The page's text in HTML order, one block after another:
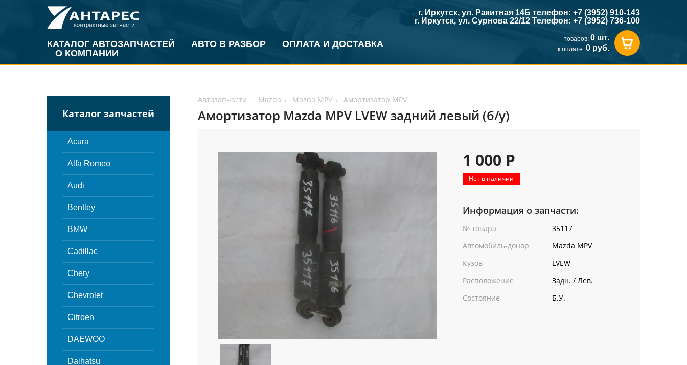
КАТАЛОГ АВТОЗАПЧАСТЕЙ АВТО В РАЗБОР
ОПЛАТА И ДОСТАВКА
О КОМПАНИИ
г. Иркутск, ул. Ракитная 14Б телефон: +7 (3952) 910-143
г. Иркутск, ул. Сурнова 22/12 Телефон: +7 (3952) 736-100
товаров: 0 шт.
к оплате: 0 руб.
Каталог запчастей
Acura
Alfa Romeo
Audi
Bentley
BMW
Cadillac
Chery
Chevrolet
Citroen
DAEWOO
Daihatsu
Автозапчасти ← Mazda ← Mazda MPV ← Амортизатор MPV
Амортизатор Mazda MPV LVEW задний левый (б/у)
1 000 Р
Нет в наличии
Информация о запчасти:
№ товара
35117
Автомобиль-донор
Mazda MPV
Кузов
LVEW
Расположение
Задн. / Лев.
Состояние
Б.У.